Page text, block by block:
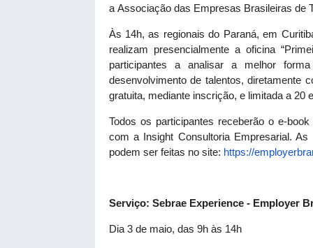
a Associação das Empresas Brasileiras de
Às 14h, as regionais do Paraná, em
realizam presencialmente a oficina
participantes a analisar a melhor
desenvolvimento de talentos, diretamente
gratuita, mediante inscrição, e limitada a 20
Todos os participantes receberão o e-
com a Insight Consultoria Empresarial.
podem ser feitas no site: https://
Serviço: Sebrae Experience - Employer
Dia 3 de maio, das 9h às 14h